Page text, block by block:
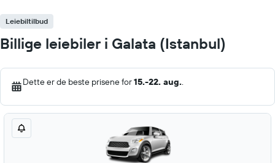
Leiebiltilbud
Billige leiebiler i Galata (Istanbul)
Dette er de beste prisene for15.-22. aug..